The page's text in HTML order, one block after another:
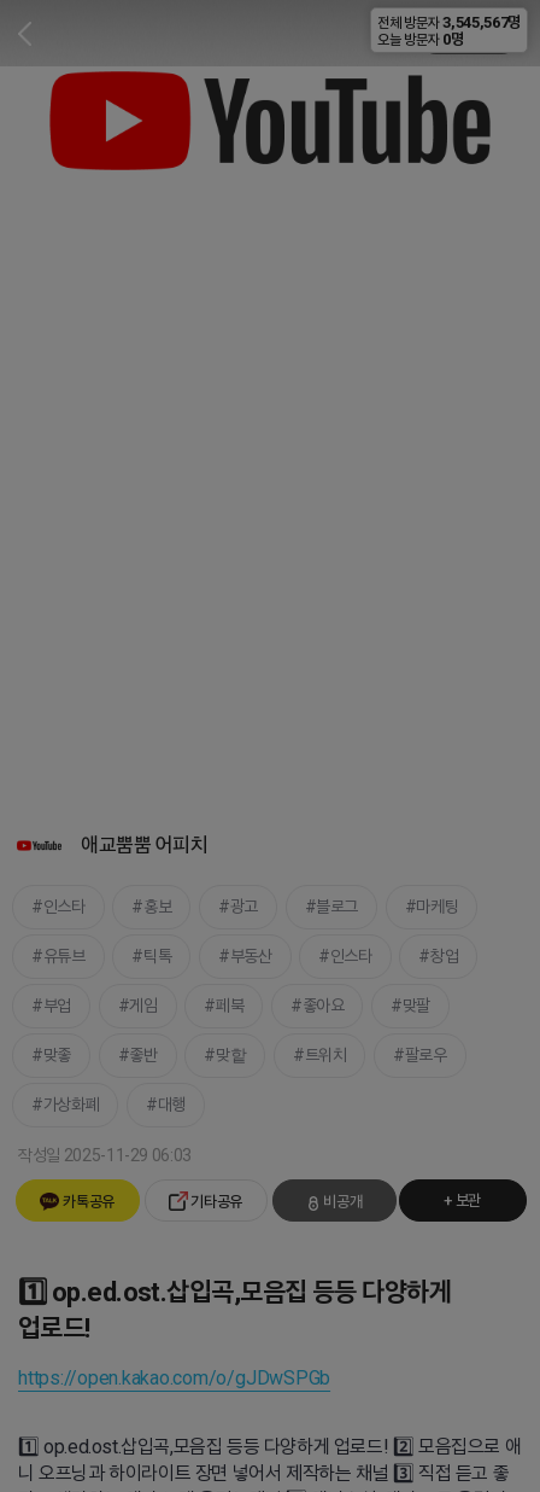
비공개
애교뿜뿜 어피치
인스타 홍보 광고 블로그 마케팅
유튜브 틱톡 부동산 인스타 창업
부업 게임 페북 좋아요 맞팔
맞좋 좋반 맞핱 트위치 팔로우
가상화폐 대행
작성일 2025-11-29 06:03
카톡공유 기타공유 비공개 + 보관
1️⃣ op.ed.ost.삽입곡,모음집 등등 다양하게
업로드!
https://open.kakao.com/o/gJDwSPGb
1️⃣ op.ed.ost.삽입곡,모음집 등등 다양하게 업로드! 2️⃣ 모음집으로 애
니 오프닝과 하이라이트 장면 넣어서 제작하는 채널 3️⃣ 직접 듣고 좋
전체 방문자 3,545,567명
오늘 방문자 0명